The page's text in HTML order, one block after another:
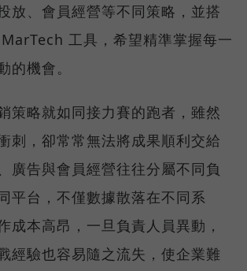
放、會員經營等不同策略，並搭
工具，希望精準掌握每一
的機會。
策略就如同接力賽的跑者，雖然
刺，卻常常無法將成果順利交給
廣告與會員經營往往分屬不同負
平台，不僅數據散落在不同系
成本高昂，一旦負責人員異動，
經驗也容易隨之流失，使企業難